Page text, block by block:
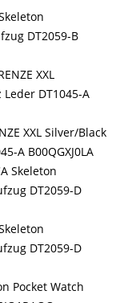
DT2059-B
XXL Silver/Black
A B00QGXJ0LA
DT2059-D